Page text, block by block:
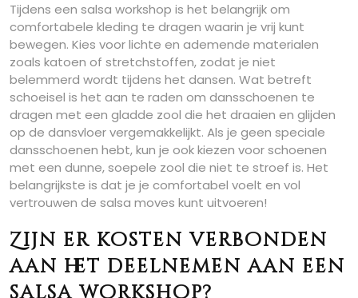
Tijdens een salsa workshop is het belangrijk om
comfortabele kleding te dragen waarin je vrij kunt
bewegen. Kies voor lichte en ademende materialen
zoals katoen of stretchstoffen, zodat je niet
belemmerd wordt tijdens het dansen. Wat betreft
schoeisel is het aan te raden om dansschoenen te
dragen met een gladde zool die het draaien en glijden
op de dansvloer vergemakkelijkt. Als je geen speciale
dansschoenen hebt, kun je ook kiezen voor schoenen
met een dunne, soepele zool die niet te stroef is. Het
belangrijkste is dat je je comfortabel voelt en vol
vertrouwen de salsa moves kunt uitvoeren!
Zijn er kosten verbonden
aan het deelnemen aan een